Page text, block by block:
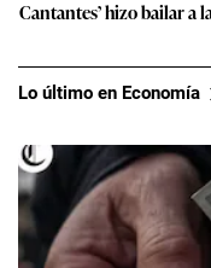
Cantantes’ hizo bailar a
Lo último en Economía